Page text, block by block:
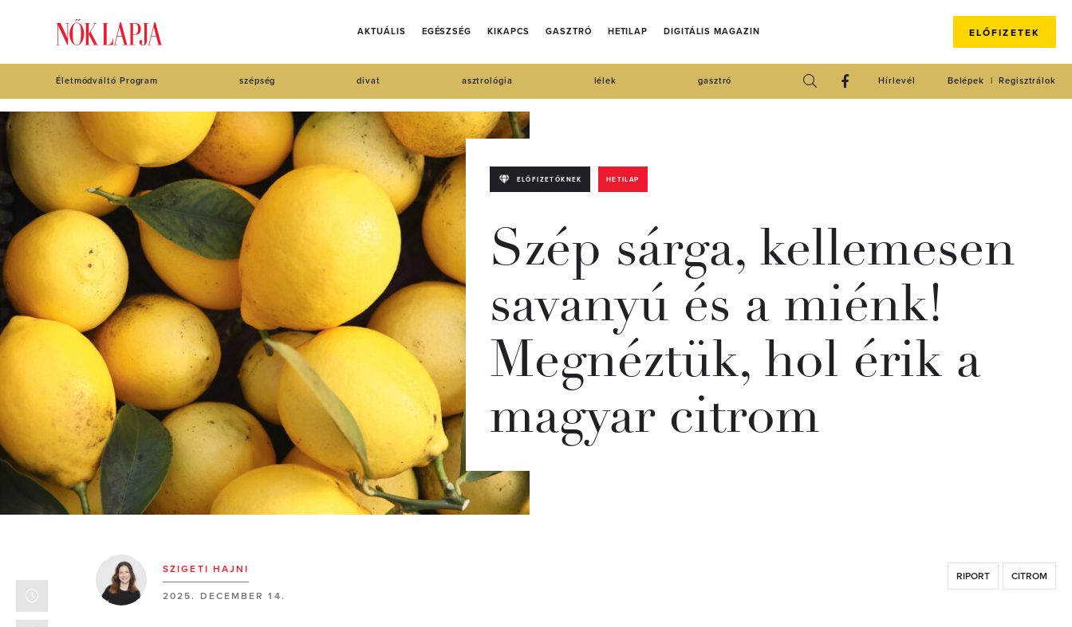
AKTUÁLIS EGÉSZSÉG KIKAPCS GASZTRÓ HETILAP DIGITÁLIS MAGAZIN ELŐFIZETEK
Életmódváltó Program szépség divat asztrológia lélek gasztró Regisztrálok
Belépek
Hírlevél
ELŐFIZETŐKNEK HETILAP
Szép sárga, kellemesen
savanyú és a miénk!
Megnéztük, hol érik a
magyar citrom
SZIGETI HAJNI
2025. DECEMBER 14.
RIPORT CITROM